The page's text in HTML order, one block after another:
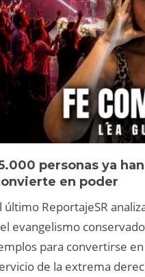
personas ya
en poder
último ReportajeSR
evangelismo
para convertirse
de la extrema